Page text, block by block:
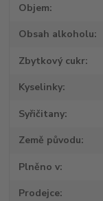
Objem
Obsah alkoholu
Zbytkový cukr
Kyselinky
Syřičitany
Země původu
Plněno v
Prodejce